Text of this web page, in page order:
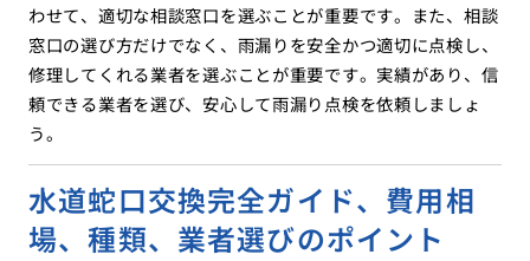
わせて、適切な相談窓口を選ぶことが重要です。また、相談
窓口の選び方だけでなく、雨漏りを安全かつ適切に点検し、
修理してくれる業者を選ぶことが重要です。実績があり、信
頼できる業者を選び、安心して雨漏り点検を依頼しましょ
う。
水道蛇口交換完全ガイド、費用相
場、種類、業者選びのポイント